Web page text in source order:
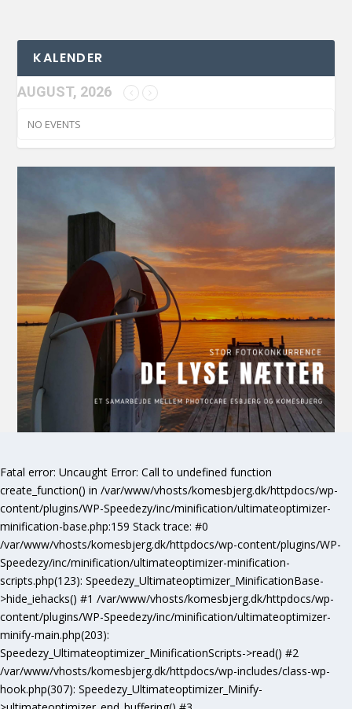
KALENDER
AUGUST, 2026
NO EVENTS
Fatal error: Uncaught Error: Call to undefined function
create_function() in /var/www/vhosts/komesbjerg.dk/httpdocs/wp-
content/plugins/WP-Speedezy/inc/minification/ultimateoptimizer-
minification-base.php:159 Stack trace: #0
/var/www/vhosts/komesbjerg.dk/httpdocs/wp-content/plugins/WP-
Speedezy/inc/minification/ultimateoptimizer-minification-
scripts.php(123): Speedezy_Ultimateoptimizer_MinificationBase-
>hide_iehacks() #1 /var/www/vhosts/komesbjerg.dk/httpdocs/wp-
content/plugins/WP-Speedezy/inc/minification/ultimateoptimizer-
minify-main.php(203):
Speedezy_Ultimateoptimizer_MinificationScripts->read() #2
/var/www/vhosts/komesbjerg.dk/httpdocs/wp-includes/class-wp-
hook.php(307): Speedezy_Ultimateoptimizer_Minify-